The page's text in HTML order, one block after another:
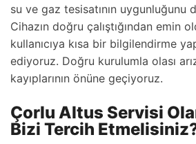
su ve gaz tesisatının uygunluğunu
Cihazın doğru çalıştığından emin
kullanıcıya kısa bir bilgilendirme
ediyoruz. Doğru kurulumla olası
kayıplarının önüne geçiyoruz.
Çorlu Altus Servisi
Bizi Tercih